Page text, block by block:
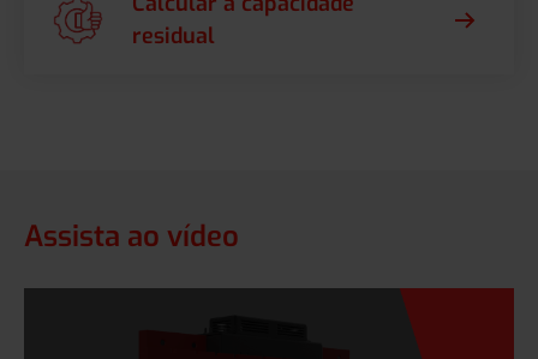
residual
Assista ao vídeo